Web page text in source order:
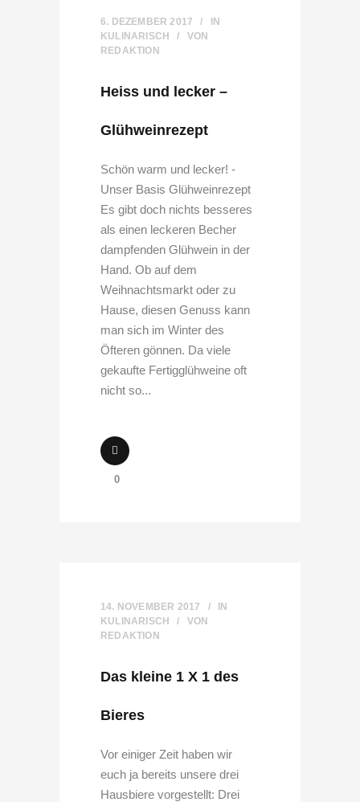
6. DEZEMBER 2017
IN
KULINARISCH
VON
REDAKTION
Heiss und lecker –
Glühweinrezept
Schön warm und lecker! -
Unser Basis Glühweinrezept
Es gibt doch nichts besseres
als einen leckeren Becher
dampfenden Glühwein in der
Hand. Ob auf dem
Weihnachtsmarkt oder zu
Hause, diesen Genuss kann
man sich im Winter des
Öfteren gönnen. Da viele
gekaufte Fertigglühweine oft
nicht so...
0
14. NOVEMBER 2017
IN
KULINARISCH
VON
REDAKTION
Das kleine 1 X 1 des
Bieres
Vor einiger Zeit haben wir
euch ja bereits unsere drei
Hausbiere vorgestellt: Drei